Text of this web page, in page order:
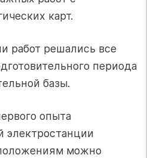
карт.
работ решались все
периода
базы.
опыта
электростанции
можно